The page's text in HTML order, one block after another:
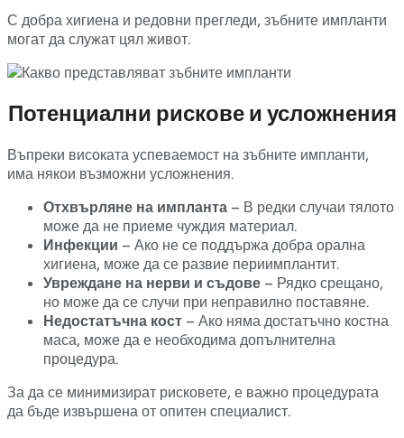
С добра хигиена и редовни прегледи, зъбните импланти
могат да служат цял живот.
Потенциални рискове и усложнения
Въпреки високата успеваемост на зъбните импланти,
има някои възможни усложнения.
Отхвърляне на импланта – В редки случаи тялото
може да не приеме чуждия материал.
Инфекции – Ако не се поддържа добра орална
хигиена, може да се развие периимплантит.
Увреждане на нерви и съдове – Рядко срещано,
но може да се случи при неправилно поставяне.
Недостатъчна кост – Ако няма достатъчно костна
маса, може да е необходима допълнителна
процедура.
За да се минимизират рисковете, е важно процедурата
да бъде извършена от опитен специалист.